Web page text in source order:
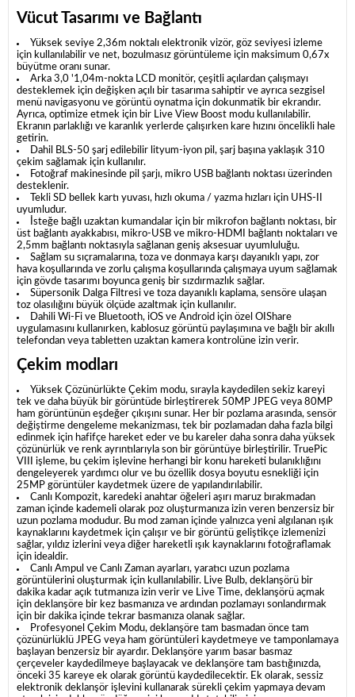
Vücut Tasarımı ve Bağlantı
Yüksek seviye 2,36m noktalı elektronik vizör, göz seviyesi izleme
için kullanılabilir ve net, bozulmasız görüntüleme için maksimum 0,67x
büyütme oranı sunar.
Arka 3,0 '1,04m-nokta LCD monitör, çeşitli açılardan çalışmayı
desteklemek için değişken açılı bir tasarıma sahiptir ve ayrıca sezgisel
menü navigasyonu ve görüntü oynatma için dokunmatik bir ekrandır.
Ayrıca, optimize etmek için bir Live View Boost modu kullanılabilir.
Ekranın parlaklığı ve karanlık yerlerde çalışırken kare hızını öncelikli hale
getirin.
Dahil BLS-50 şarj edilebilir lityum-iyon pil, şarj başına yaklaşık 310
çekim sağlamak için kullanılır.
Fotoğraf makinesinde pil şarjı, mikro USB bağlantı noktası üzerinden
desteklenir.
Tekli SD bellek kartı yuvası, hızlı okuma / yazma hızları için UHS-II
uyumludur.
İsteğe bağlı uzaktan kumandalar için bir mikrofon bağlantı noktası, bir
üst bağlantı ayakkabısı, mikro-USB ve mikro-HDMI bağlantı noktaları ve
2,5mm bağlantı noktasıyla sağlanan geniş aksesuar uyumluluğu.
Sağlam su sıçramalarına, toza ve donmaya karşı dayanıklı yapı, zor
hava koşullarında ve zorlu çalışma koşullarında çalışmaya uyum sağlamak
için gövde tasarımı boyunca geniş bir sızdırmazlık sağlar.
Süpersonik Dalga Filtresi ve toza dayanıklı kaplama, sensöre ulaşan
toz olasılığını büyük ölçüde azaltmak için kullanılır.
Dahili Wi-Fi ve Bluetooth, iOS ve Android için özel OIShare
uygulamasını kullanırken, kablosuz görüntü paylaşımına ve bağlı bir akıllı
telefondan veya tabletten uzaktan kamera kontrolüne izin verir.
Çekim modları
Yüksek Çözünürlükte Çekim modu, sırayla kaydedilen sekiz kareyi
tek ve daha büyük bir görüntüde birleştirerek 50MP JPEG veya 80MP
ham görüntünün eşdeğer çıkışını sunar. Her bir pozlama arasında, sensör
değiştirme dengeleme mekanizması, tek bir pozlamadan daha fazla bilgi
edinmek için hafifçe hareket eder ve bu kareler daha sonra daha yüksek
çözünürlük ve renk ayrıntılarıyla son bir görüntüye birleştirilir.
TruePic
VIII işleme, bu çekim işlevine herhangi bir konu hareketi bulanıklığını
dengeleyerek yardımcı olur ve bu özellik dosya boyutu esnekliği için
25MP görüntüler kaydetmek üzere de yapılandırılabilir.
Canlı Kompozit, karedeki anahtar öğeleri aşırı maruz bırakmadan
zaman içinde kademeli olarak poz oluşturmanıza izin veren benzersiz bir
uzun pozlama modudur. Bu mod zaman içinde yalnızca yeni algılanan ışık
kaynaklarını kaydetmek için çalışır ve bir görüntü geliştikçe izlemenizi
sağlar, yıldız izlerini veya diğer hareketli ışık kaynaklarını fotoğraflamak
için idealdir.
Canlı Ampul ve Canlı Zaman ayarları, yaratıcı uzun pozlama
görüntülerini oluşturmak için kullanılabilir. Live Bulb, deklanşörü bir
dakika kadar açık tutmanıza izin verir ve Live Time, deklanşörü açmak
için deklanşöre bir kez basmanıza ve ardından pozlamayı sonlandırmak
için bir dakika içinde tekrar basmanıza olanak sağlar.
Profesyonel Çekim Modu, deklanşöre tam basmadan önce tam
çözünürlüklü JPEG veya ham görüntüleri kaydetmeye ve tamponlamaya
başlayan benzersiz bir ayardır. Deklanşöre yarım basar basmaz
çerçeveler kaydedilmeye başlayacak ve deklanşöre tam bastığınızda,
önceki 35 kareye ek olarak görüntü kaydedilecektir. Ek olarak, sessiz
elektronik deklanşör işlevini kullanarak sürekli çekim yapmaya devam